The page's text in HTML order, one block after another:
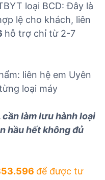
loại BCD: Đây là
lệ cho khách, liên
hỗ trợ chỉ từ 2-7
liên hệ em Uyên
loại máy
cần làm lưu hành loại
hầu hết không đủ
để được tư